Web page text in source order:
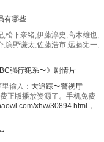
有哪些
,松下奈绪,伊藤淳史,高木雄也,
,滨野谦太,佐藤浩市,远藤宪一,
强行犯系〜》剧情片
输入： 大追踪〜警视厅
正版播放资源了。手机免费
xhw/30894.html ，